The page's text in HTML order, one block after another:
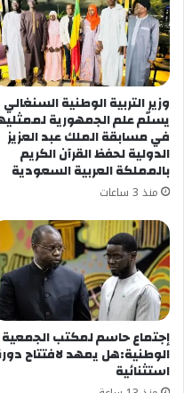
للقانون الدولي.
مفقود، بجانب مئات آلاف
شارك هذا الموضوع:
فيس بوك
معجب بهذه:
وزير التربية الوطنية السنغالي
يسلّم علم الجمهورية
في مسابقة الملك عبد العزيز
الدولية لحفظ القرآن الكريم
بالمملكة العربية السعودية
منذ 3 ساعات
إجتماع حاسم لمكتب الجمعية
الوطنية:هل يمهد لافتتاح
استثنائية